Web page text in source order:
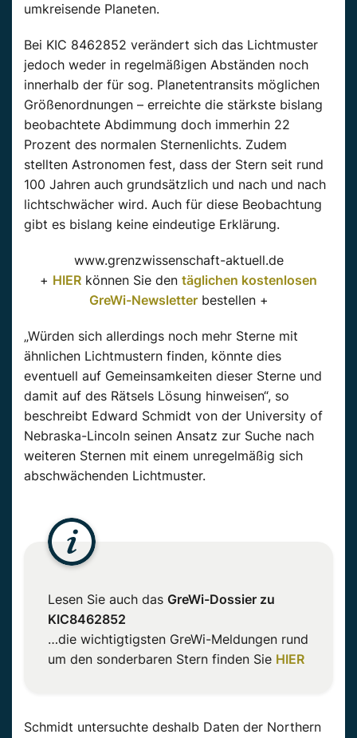
umkreisende Planeten.
Bei KIC 8462852 verändert sich das Lichtmuster
jedoch weder in regelmäßigen Abständen noch
innerhalb der für sog. Planetentransits möglichen
Größenordnungen – erreichte die stärkste bislang
beobachtete Abdimmung doch immerhin 22
Prozent des normalen Sternenlichts. Zudem
stellten Astronomen fest, dass der Stern seit rund
100 Jahren auch grundsätzlich und nach und nach
lichtschwächer wird. Auch für diese Beobachtung
gibt es bislang keine eindeutige Erklärung.
www.grenzwissenschaft-aktuell.de
+ HIER können Sie den täglichen kostenlosen
GreWi-Newsletterbestellen +
„Würden sich allerdings noch mehr Sterne mit
ähnlichen Lichtmustern finden, könnte dies
eventuell auf Gemeinsamkeiten dieser Sterne und
damit auf des Rätsels Lösung hinweisen“, so
beschreibt Edward Schmidt von der University of
Nebraska-Lincoln seinen Ansatz zur Suche nach
weiteren Sternen mit einem unregelmäßig sich
abschwächenden Lichtmuster.
Lesen Sie auch das GreWi-Dossier zu
KIC8462852
…die wichtigtigsten GreWi-Meldungen rund
um den sonderbaren Stern finden Sie HIER
Schmidt untersuchte deshalb Daten der Northern